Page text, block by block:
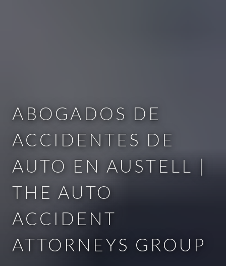
ABOGADOS DE
ACCIDENTES DE
AUTO EN AUSTELL |
THE AUTO
ACCIDENT
ATTORNEYS GROUP